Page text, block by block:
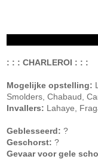
: : : CHARLEROI : : :
Mogelijke opstelling:
Smolders, Chabaud,
Invallers: Lahaye,
Geblesseerd: ?
Geschorst: ?
Gevaar voor gele